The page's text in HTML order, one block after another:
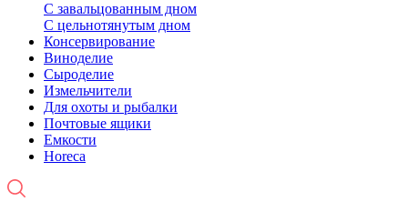
С завальцованным дном
С цельнотянутым дном
Консервирование
Виноделие
Сыроделие
Измельчители
Для охоты и рыбалки
Почтовые ящики
Емкости
Horeca